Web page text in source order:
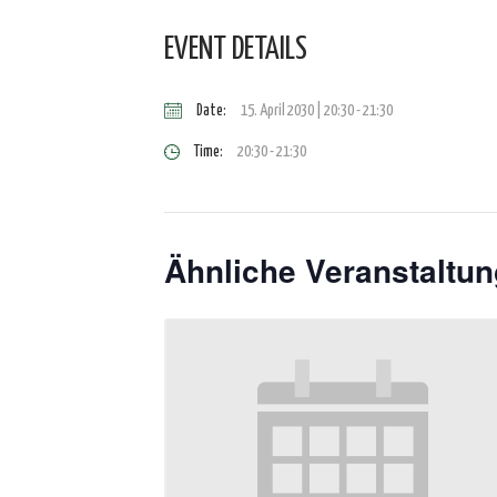
EVENT DETAILS
Date: 15. April 2030 | 20:30-21:30
Time: 20:30 - 21:30
Ähnliche